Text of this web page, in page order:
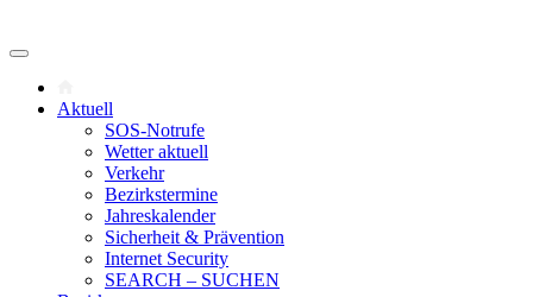
Aktuell
SOS-Notrufe
Wetter aktuell
Verkehr
Bezirkstermine
Jahreskalender
Sicherheit & Prävention
Internet Security
SEARCH – SUCHEN